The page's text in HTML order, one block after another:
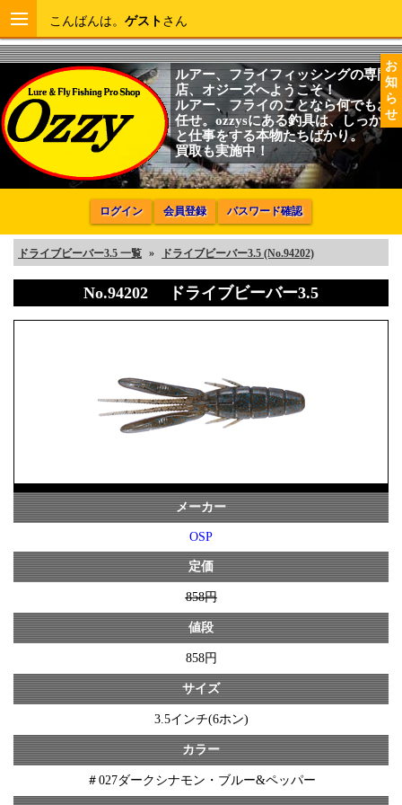
お
知
ら
せ
こんばんは。 ゲスト さん
ルアー、フライフィッシングの専門
店、オジーズへようこそ！
ルアー、フライのことなら何でもお
任せ。ozzysにある釣具は、しっかり
と仕事をする本物たちばかり。
買取も実施中！
ログイン 会員登録 パスワード確認
ドライブビーバー3.5 一覧 » ドライブビーバー3.5 (No.94202)
No.94202 ドライブビーバー3.5
メーカー
OSP
定価
858円
値段
858円
サイズ
3.5インチ(6ホン)
カラー
＃027ダークシナモン・ブルー&ペッパー